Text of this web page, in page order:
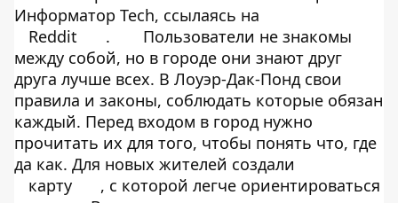
Информатор Tech, ссылаясь на
Reddit
.
Пользователи не знакомы
между собой, но в городе они знают друг
друга лучше всех. В Лоуэр-Дак-Понд свои
правила и законы, соблюдать которые обязан
каждый. Перед входом в город нужно
прочитать их для того, чтобы понять что, где
да как. Для новых жителей создали
карту
, с которой легче ориентироваться